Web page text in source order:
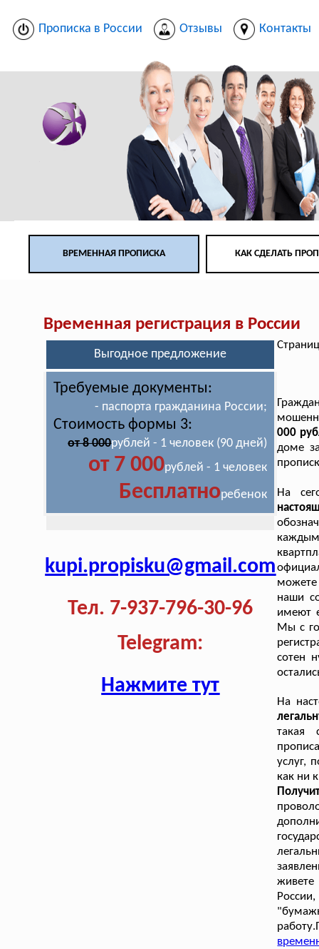
Прописка в России Отзывы Контакты
ВРЕМЕННАЯ ПРОПИСКА КАК СДЕЛАТЬ
Временная регистрация в России
Выгодное предложение
Требуемые документы:
- паспорта гражданина России;
Стоимость формы 3:
от 8 000рублей - 1 человек (90 дней)
от 7 000рублей - 1 человек
Бесплатноребенок
kupi.propisku@gmail.com
Тел. 7-937-796-30-96
Telegram:
Нажмите тут
000
доме
На
можете
наши
имеют
Мы с
сотен
На
такая
услуг,
как ни